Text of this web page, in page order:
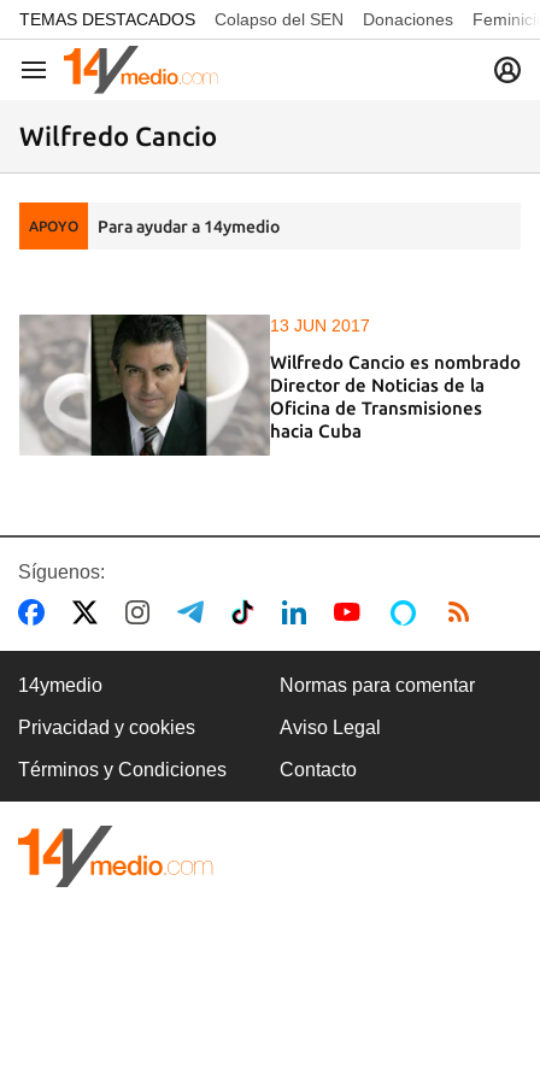
common.go-to-content
TEMAS DESTACADOS Colapso del SEN Donaciones
Navegación
Wilfredo Cancio
APOYO Para ayudar a 14ymedio
13 JUN 2017
Wilfredo Cancio es nombrado
Director de Noticias de la
Oficina de Transmisiones
hacia Cuba
Síguenos:
14ymedio Normas para comentar
Privacidad y cookies Aviso Legal
Términos y Condiciones Contacto